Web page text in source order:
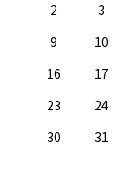
2
3
9
10
16
17
23
24
30
31